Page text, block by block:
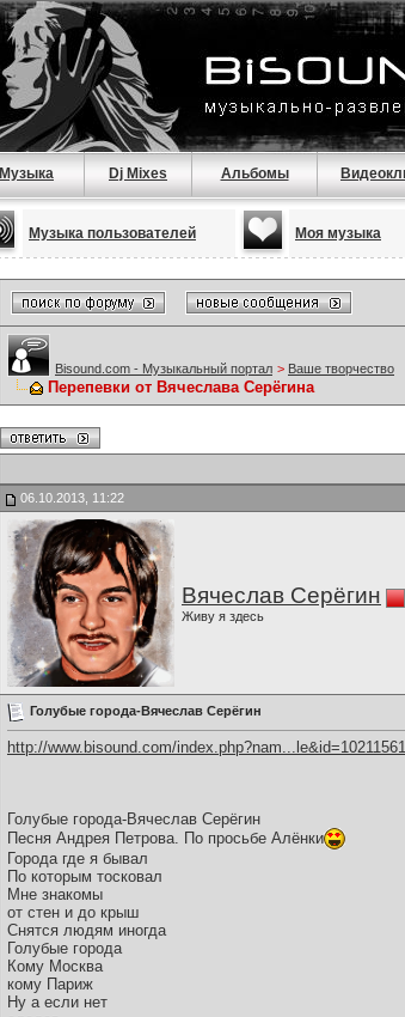
Музыка Dj Mixes Альбомы
Музыка пользователей Моя музыка
Bisound.com - Музыкальный портал > Ваше творчество
Перепевки от Вячеслава Серёгина
06.10.2013, 11:22
Вячеслав Серёгин
Живу я здесь
Голубые города-Вячеслав Серёгин
http://www.bisound.com/index.php?nam...le&id=10211561
Голубые города-Вячеслав Серёгин
Песня Андрея Петрова. По просьбе Алёнки
Города где я бывал
По которым тосковал
Мне знакомы
от стен и до крыш
Снятся людям иногда
Голубые города
Кому Москва
кому Париж
Ну а если нет